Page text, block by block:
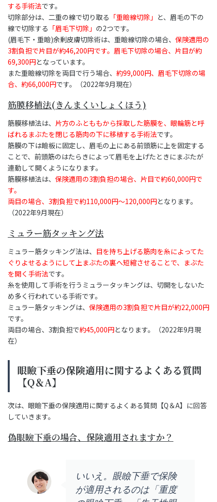
する手術法です。
切除部分は、二重の線で切り取る 「重瞼線切除」 と、眉毛の下の
線で切除する 「眉毛下切除」 の2つです。
(眉毛下・重瞼)余剰皮膚切除術は、重瞼線切除の場合、 保険適用の
3割負担で片目が約46,200円です。眉毛下切除の場合、片目が約
69,300円となっています。
また重瞼線切除を両目で行う場合、 約99,000円、眉毛下切除の場
合、約66,000円です。（2022年9月現在）
筋膜移植法(きんまくいしょくほう)
筋膜移植法は、 片方のふとももから採取した筋膜を、眼輪筋と呼
ばれるまぶたを閉じる筋肉の下に移植する手術法です。
筋膜の下は瞼板に固定し、眉毛の上にある前頭筋に上を固定する
ことで、前頭筋のはたらきによって眉毛を上げたときにまぶたが
連動して開くようになります。
筋膜移植法は、 保険適用の3割負担の場合、片目で約60,000円で
す。
両目の場合、3割負担で約110,000円～120,000円となります。
（2022年9月現在）
ミュラー筋タッキング法
ミュラー筋タッキング法は、 目を持ち上げる筋肉を糸によってた
ぐりよせるようにして上まぶたの裏へ短縮させることで、まぶた
を開く手術法です。
糸を使用して手術を行うミュラータッキングは、切開をしないた
め多く行われている手術です。
ミュラー筋タッキングは、 保険適用の3割負担で片目が約22,000円
です。
両目の場合、3割負担で約45,000円となります。（2022年9月現
在）
眼瞼下垂の保険適用に関するよくある質問
【Q＆A】
次は、眼瞼下垂の保険適用に関するよくある質問【Q＆A】に回答
していきます。
偽眼瞼下垂の場合、保険適用されますか？
いいえ。眼瞼下垂で保険
が適用されるのは「重度